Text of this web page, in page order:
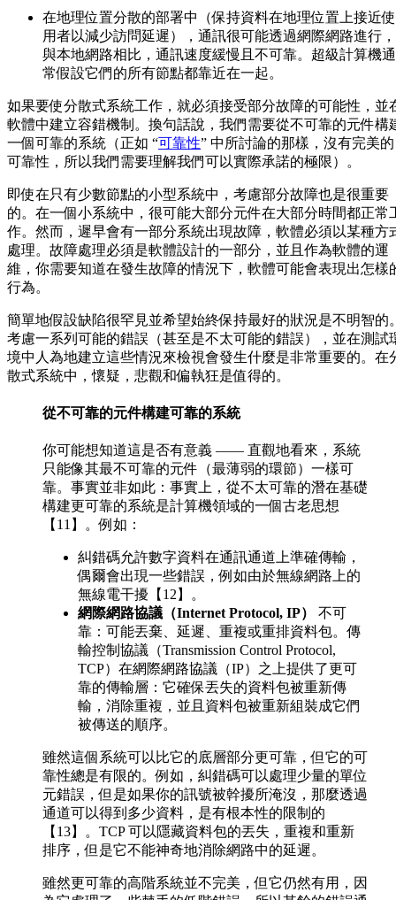
在地理位置分散的部署中（保持資料在地理位置上接近使
用者以減少訪問延遲），通訊很可能透過網際網路進行，
與本地網路相比，通訊速度緩慢且不可靠。超級計算機通
常假設它們的所有節點都靠近在一起。
如果要使分散式系統工作，就必須接受部分故障的可能性，並
軟體中建立容錯機制。換句話說，我們需要從不可靠的元件構
一個可靠的系統（正如 “可靠性” 中所討論的那樣，沒有完美的
可靠性，所以我們需要理解我們可以實際承諾的極限）。
即使在只有少數節點的小型系統中，考慮部分故障也是很重要
的。在一個小系統中，很可能大部分元件在大部分時間都正常
作。然而，遲早會有一部分系統出現故障，軟體必須以某種方
處理。故障處理必須是軟體設計的一部分，並且作為軟體的運
維，你需要知道在發生故障的情況下，軟體可能會表現出怎樣
行為。
簡單地假設缺陷很罕見並希望始終保持最好的狀況是不明智的
考慮一系列可能的錯誤（甚至是不太可能的錯誤），並在測試
境中人為地建立這些情況來檢視會發生什麼是非常重要的。在
散式系統中，懷疑，悲觀和偏執狂是值得的。
從不可靠的元件構建可靠的系統
你可能想知道這是否有意義 —— 直觀地看來，系統
只能像其最不可靠的元件（最薄弱的環節）一樣可
靠。事實並非如此：事實上，從不太可靠的潛在基礎
構建更可靠的系統是計算機領域的一個古老思想
【11】。例如：
糾錯碼允許數字資料在通訊通道上準確傳輸，
偶爾會出現一些錯誤，例如由於無線網路上的
無線電干擾【12】。
網際網路協議（Internet Protocol, IP）
不可
靠：可能丟棄、延遲、重複或重排資料包。傳
輸控制協議（Transmission Control Protocol,
TCP）在網際網路協議（IP）之上提供了更可
靠的傳輸層：它確保丟失的資料包被重新傳
輸，消除重複，並且資料包被重新組裝成它們
被傳送的順序。
雖然這個系統可以比它的底層部分更可靠，但它的可
靠性總是有限的。例如，糾錯碼可以處理少量的單位
元錯誤，但是如果你的訊號被幹擾所淹沒，那麼透過
通道可以得到多少資料，是有根本性的限制的
【13】。TCP 可以隱藏資料包的丟失，重複和重新
排序，但是它不能神奇地消除網路中的延遲。
雖然更可靠的高階系統並不完美，但它仍然有用，因